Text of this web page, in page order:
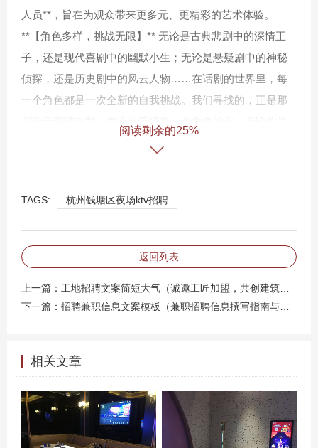
人员**，旨在为观众带来更多元、更精彩的艺术体验。
**【角色多样，挑战无限】** 无论是古典悲剧中的深情王
子，还是现代喜剧中的幽默小生；无论是悬疑剧中的神秘
侦探，还是历史剧中的风云人物……在话剧的世界里，每
一个角色都是一次全新的自我挑战。我们寻找的，正是那
获取宝贵的表演经验。 - **平台展示**：在知名剧院和大型
活动中亮相，提升个人知名度。 - **创意空间**：参与剧本
创作、导演工作，实现你的艺术构想。 - **职业发展**：根
据表现提供晋升机会，助力个人职业生涯的飞跃。 **【案
例分享：从舞台新人到明星】** 张先生，一位来自外地的
年轻人，通过重庆的一次话剧招聘活动加入了一家知名剧
深刻理解和对艺术的执着追求，短短几年内便成长为剧团
的中坚力量，甚至获得了全国戏剧节的最佳男演员奖项。
这不仅是个人荣誉的加冕，更是对重庆话剧界开放包容、
鼓励创新的最佳诠释。 **结语（隐去）** 在这个充满活力
与机遇的城市里，每一句台词、每一次幕起幕落，都是对
阅读剩余的25%
TAGS: 杭州钱塘区夜场ktv招聘
返回列表
上一篇： 工地招聘文案简短大气（诚邀工匠加盟，共创建筑奇迹）
下一篇： 招聘兼职信息文案模板（兼职招聘信息撰写指南与模板示例）
相关文章